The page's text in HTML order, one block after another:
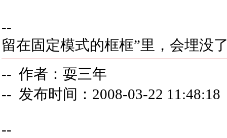
--
留在固定模式的框框”里，会埋没
-- 作者：耍三年
-- 发布时间：2008-03-22 11:48:18
--